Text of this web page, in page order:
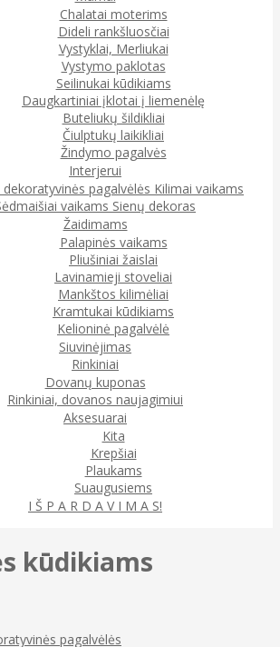
Chalatai moterims
Dideli rankšluosčiai
Vystyklai, Merliukai
Vystymo paklotas
Seilinukai kūdikiams
Daugkartiniai įklotai į liemenėlę
Buteliukų šildikliai
Čiulptukų laikikliai
Žindymo pagalvės
Interjerui
dekoratyvinės pagalvėlės Kilimai vaikams
vaikams Sienų dekoras
Žaidimams
Palapinės vaikams
Pliušiniai žaislai
Lavinamieji stoveliai
Mankštos kilimėliai
Kramtukai kūdikiams
Kelioninė pagalvėlė
Siuvinėjimas
Rinkiniai
Dovanų kuponas
Rinkiniai, dovanos naujagimiui
Aksesuarai
Kita
Krepšiai
Plaukams
Suaugusiems
I Š P A R D A V I M A S!
kūdikiams
pagalvėlės